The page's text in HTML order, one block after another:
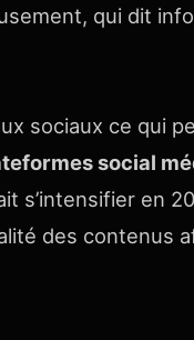
qui dit
sociaux ce qui
social
s’intensifier en
des contenus